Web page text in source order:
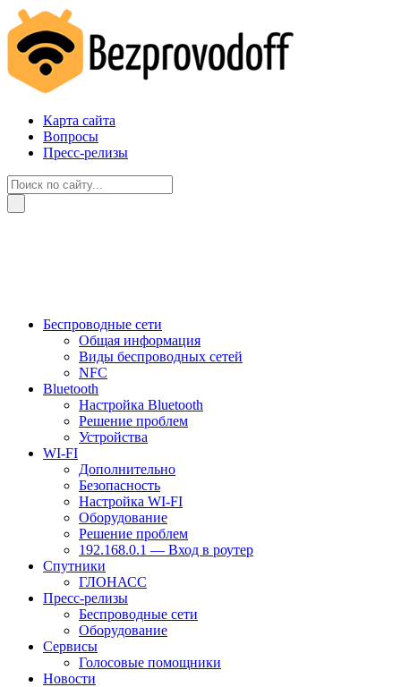
Карта сайта
Вопросы
Пресс-релизы
Беспроводные сети
Общая информация
Виды беспроводных сетей
NFC
Bluetooth
Настройка Bluetooth
Решение проблем
Устройства
WI-FI
Дополнительно
Безопасность
Настройка WI-FI
Оборудование
Решение проблем
192.168.0.1 — Вход в роутер
Спутники
ГЛОНАСС
Пресс-релизы
Беспроводные сети
Оборудование
Сервисы
Голосовые помощники
Новости